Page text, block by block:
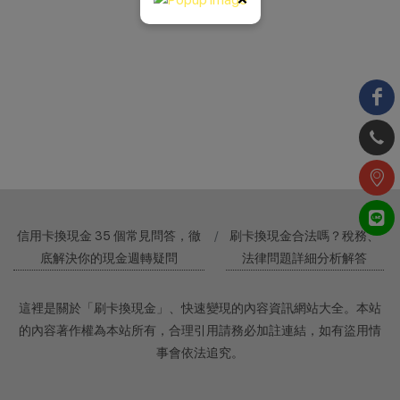
信用卡換現金 35 個常見問答，徹
底解決你的現金週轉疑問
刷卡換現金合法嗎？稅務、
法律問題詳細分析解答
這裡是關於「刷卡換現金」、快速變現的內容資訊網站大全。本站
的內容著作權為本站所有，合理引用請務必加註連結，如有盜用情
事會依法追究。